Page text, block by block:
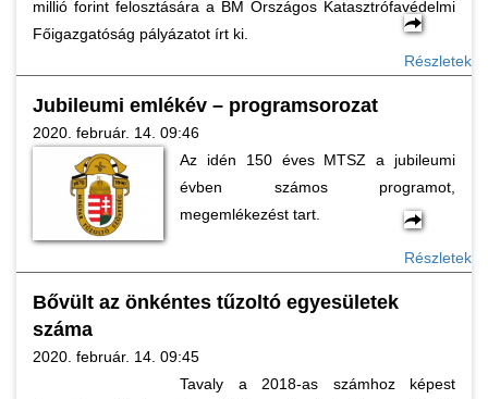
millió forint felosztására a BM Országos Katasztrófavédelmi
Főigazgatóság pályázatot írt ki.
Részletek
Jubileumi emlékév – programsorozat
2020. február. 14. 09:46
Az idén 150 éves MTSZ a jubileumi
évben számos programot,
megemlékezést tart.
Részletek
Bővült az önkéntes tűzoltó egyesületek
száma
2020. február. 14. 09:45
Tavaly a 2018-as számhoz képest